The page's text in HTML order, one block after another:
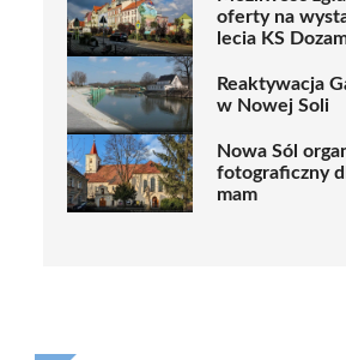
oferty na
lecia KS
Reaktywacja
w Nowej Soli
Nowa Sól
fotograficzny
mam